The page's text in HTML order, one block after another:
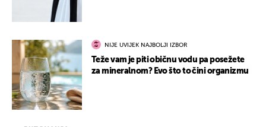
NIJE UVIJEK NAJBOLJI IZBOR
Teže vam je piti običnu vodu pa posežete
za mineralnom? Evo što to čini organizmu